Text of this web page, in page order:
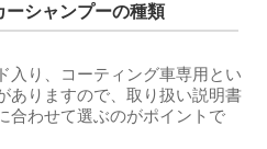
ーシャンプーの種類
入り、コーティング車専用とい
ありますので、取り扱い説明書
合わせて選ぶのがポイントで